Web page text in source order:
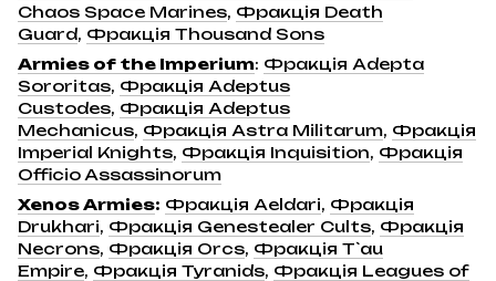
Chaos Space Marines, Фракція Death
Guard, Фракція Thousand Sons
Armies of the Imperium: Фракція Adepta
Sororitas, Фракція Adeptus
Custodes, Фракція Adeptus
Mechanicus, Фракція Astra Militarum, Фракція
Imperial Knights, Фракція Inquisition, Фракція
Officio Assassinorum
Xenos Armies: Фракція Aeldari, Фракція
Drukhari, Фракція Genestealer Cults, Фракція
Necrons, Фракція Orcs, Фракція T`au
Empire, Фракція Tyranids, Фракція Leagues of